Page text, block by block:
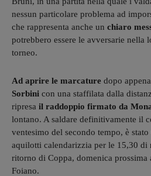
nessun particolare problema ad
che rappresenta anche un chiaro
potrebbero essere le avversarie nella
torneo.
Ad aprire le marcature dopo
Sorbini con una staffilata dalla
ripresa il raddoppio firmato da
lontano. A saldare definitivamente il
ventesimo del secondo tempo, è stato
aquilotti calendarizzia per le 15,30 di
ritorno di Coppa, domenica
Foiano.